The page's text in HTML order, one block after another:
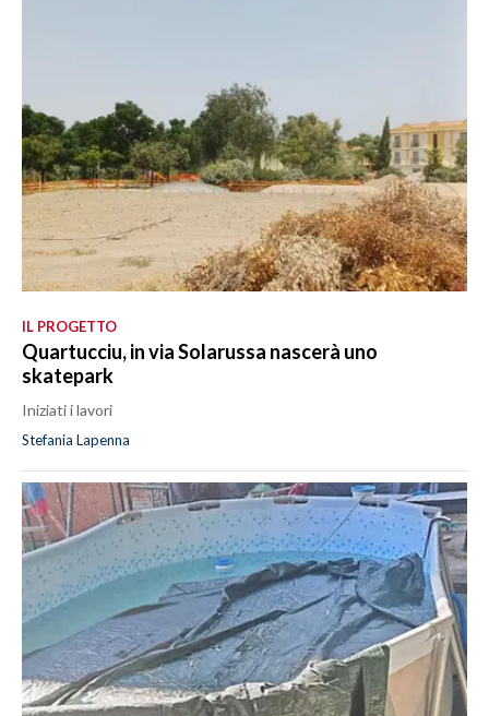
IL PROGETTO
Quartucciu, in via Solarussa nascerà uno
skatepark
Iniziati i lavori
Stefania Lapenna